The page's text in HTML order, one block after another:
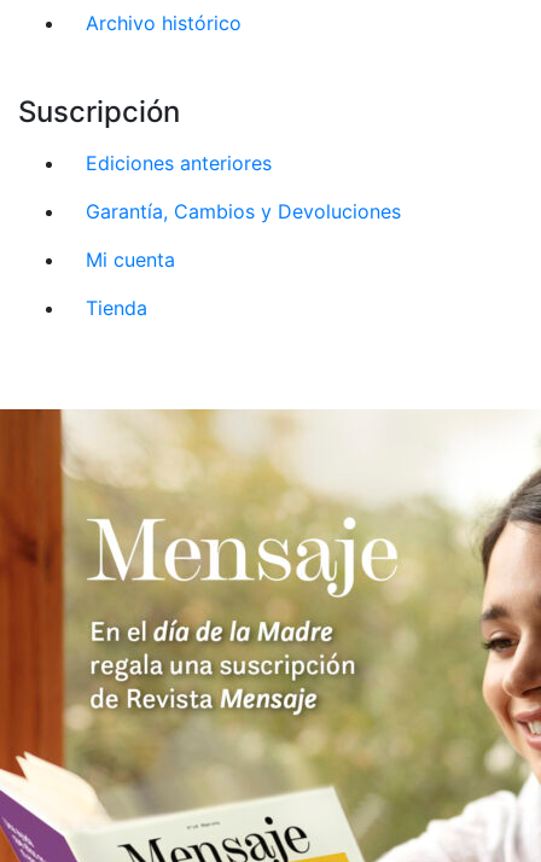
Archivo histórico
Suscripción
Ediciones anteriores
Garantía, Cambios y Devoluciones
Mi cuenta
Tienda